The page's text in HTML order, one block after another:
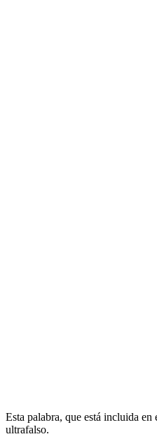
Esta palabra, que está incluida
ultrafalso.